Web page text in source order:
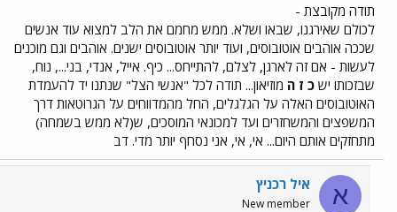
תודה מקובצת -
לכולם שאירגנו, שבאו ושלא. ממש מחמם את הלב למצוא עוד אנשים
שככה אוהבים אוטובוסים, ועוד יותר אוטובוסים ישנים. אוהבים וגם מוכנים
לעשות - אם זה לארגן, לצלם, להתייחס... כיף. אייל, אנדי, בני..., נוח,
שבזכותו יש כ ז ה מוזיאון... תודה לכל "אנשי הצל" שנתנו יד להעמדת
האוטובוסים האלה על הגלגלים, החל מהמדווחים על הגרוטאות דרך
המשפצים והמשחזרים ועד למכונאי המוסכים, ש(לא ממש בשמחה)
מתחזקים אותם היום... אי, אי, אני נסחף יותר מדי. דב
א איל רכניץ
New member